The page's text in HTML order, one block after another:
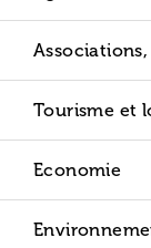
Tourisme et
Economie